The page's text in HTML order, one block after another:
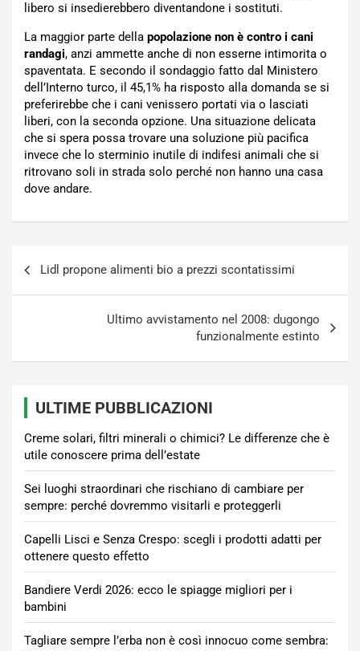
libero si insedierebbero diventandone i sostituti.
La maggior parte della popolazione non è contro i cani
randagi, anzi ammette anche di non esserne intimorita o
spaventata. E secondo il sondaggio fatto dal Ministero
dell’Interno turco, il 45,1% ha risposto alla domanda se si
preferirebbe che i cani venissero portati via o lasciati
liberi, con la seconda opzione. Una situazione delicata
che si spera possa trovare una soluzione più pacifica
invece che lo sterminio inutile di indifesi animali che si
ritrovano soli in strada solo perché non hanno una casa
dove andare.
articoli
Lidl propone alimenti bio a prezzi scontatissimi
Ultimo avvistamento nel 2008: dugongo
funzionalmente estinto
ULTIME PUBBLICAZIONI
Creme solari, filtri minerali o chimici? Le differenze che è
utile conoscere prima dell’estate
Sei luoghi straordinari che rischiano di cambiare per
sempre: perché dovremmo visitarli e proteggerli
Capelli Lisci e Senza Crespo: scegli i prodotti adatti per
ottenere questo effetto
Bandiere Verdi 2026: ecco le spiagge migliori per i
bambini
Tagliare sempre l’erba non è così innocuo come sembra: